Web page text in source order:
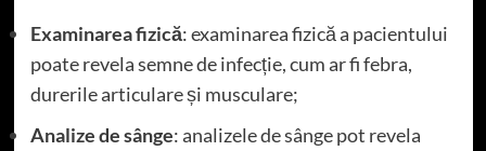
Examinarea fizică: examinarea fizică a pacientului
poate revela semne de infecție, cum ar fi febra,
durerile articulare și musculare;
Analize de sânge: analizele de sânge pot revela